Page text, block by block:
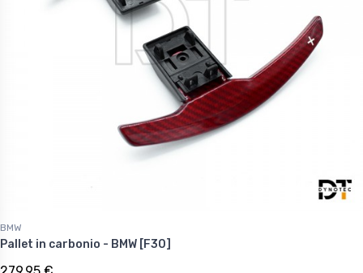
BMW
Pallet in carbonio - BMW [F30]